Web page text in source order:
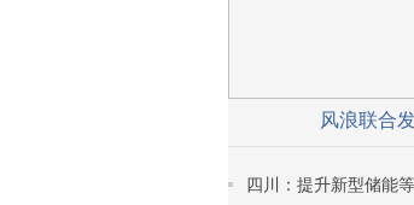
风浪联合
四川：提升新型储能